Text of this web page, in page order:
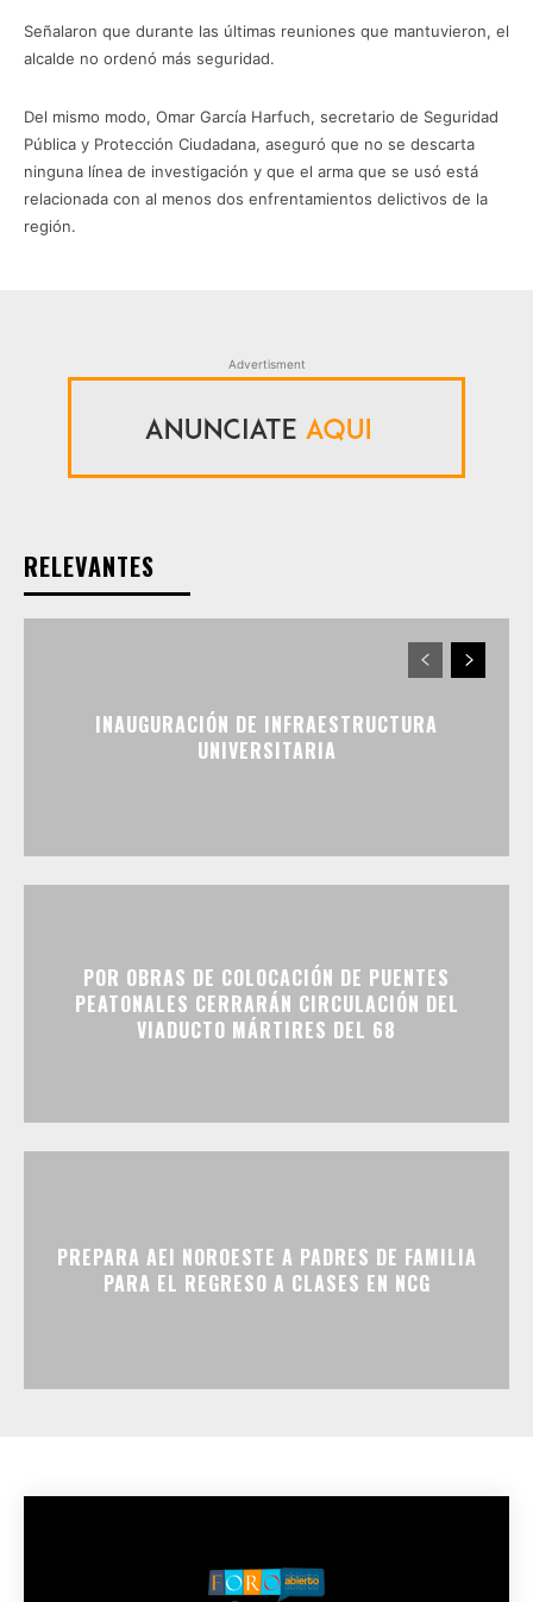
Señalaron que durante las últimas reuniones que mantuvieron, el
alcalde no ordenó más seguridad.
Del mismo modo, Omar García Harfuch, secretario de Seguridad
Pública y Protección Ciudadana, aseguró que no se descarta
ninguna línea de investigación y que el arma que se usó está
relacionada con al menos dos enfrentamientos delictivos de la
región.
Advertisment
RELEVANTES
INAUGURACIÓN DE INFRAESTRUCTURA
UNIVERSITARIA
POR OBRAS DE COLOCACIÓN DE PUENTES
PEATONALES CERRARÁN CIRCULACIÓN DEL
VIADUCTO MÁRTIRES DEL 68
PREPARA AEI NOROESTE A PADRES DE FAMILIA
PARA EL REGRESO A CLASES EN NCG